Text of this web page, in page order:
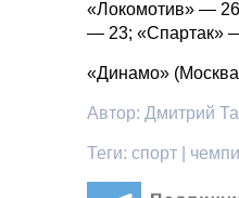
«Локомотив» —
— 23; «Спартак»
«Динамо»
Автор:Дмитрий
Теги:спорт |